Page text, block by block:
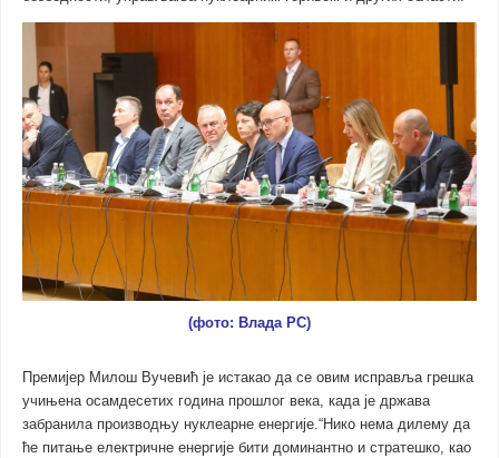
(фото: Влада РС)
Премијер Милош Вучевић је истакао да се овим исправља грешка
учињена осамдесетих година прошлог века, када је држава
забранила производњу нуклеарне енергије.“Нико нема дилему да
ће питање електричне енергије бити доминантно и стратешко, као